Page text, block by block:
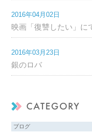
2016年04月02日
映画「復讐したい」に
2016年03月23日
銀のロバ
ブログ